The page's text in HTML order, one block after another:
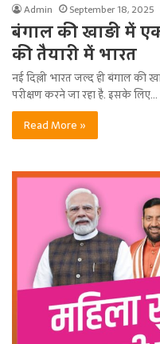
Admin September 18, 2025
बंगाल की खाड़ी में
की तैयारी में भारत
नई दिल्ली भारत जल्द ही बंगाल की
परीक्षण करने जा रहा है. इसके लिए…
Read More »